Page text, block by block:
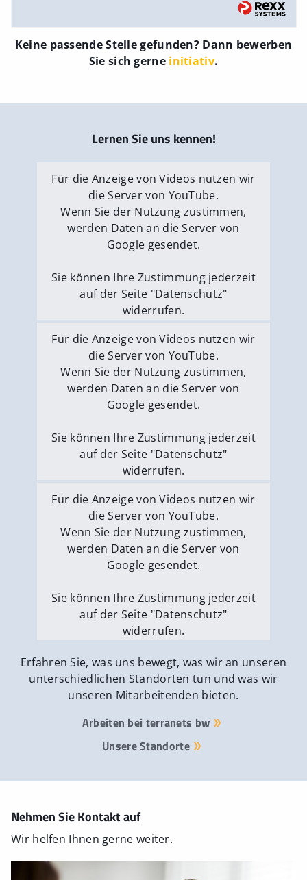
Keine passende Stelle gefunden? Dann bewerben
Sie sich gerne initiativ.
Lernen Sie uns kennen!
Für die Anzeige von Videos nutzen wir
die Server von YouTube.
Wenn Sie der Nutzung zustimmen,
werden Daten an die Server von
Google gesendet.
Sie können Ihre Zustimmung jederzeit
auf der Seite "Datenschutz"
widerrufen.
Externe Medien erlauben
Für die Anzeige von Videos nutzen wir
die Server von YouTube.
Wenn Sie der Nutzung zustimmen,
werden Daten an die Server von
Google gesendet.
Sie können Ihre Zustimmung jederzeit
auf der Seite "Datenschutz"
widerrufen.
Externe Medien erlauben
Für die Anzeige von Videos nutzen wir
die Server von YouTube.
Wenn Sie der Nutzung zustimmen,
werden Daten an die Server von
Google gesendet.
Sie können Ihre Zustimmung jederzeit
auf der Seite "Datenschutz"
widerrufen.
Externe Medien erlauben
Erfahren Sie, was uns bewegt, was wir an unseren
unterschiedlichen Standorten tun und was wir
unseren Mitarbeitenden bieten.
Arbeiten bei terranets bw
Unsere Standorte
Nehmen Sie Kontakt auf
Wir helfen Ihnen gerne weiter.